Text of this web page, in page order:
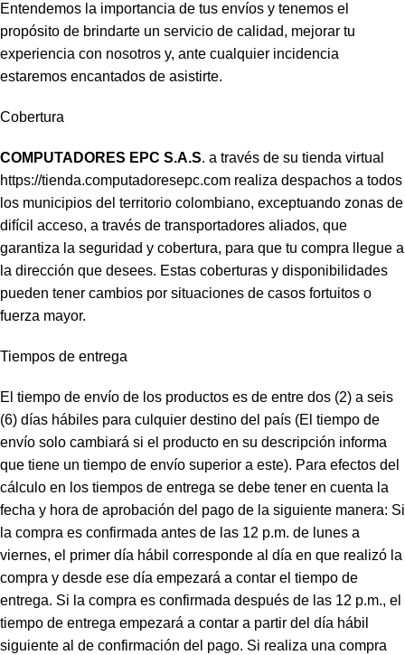
Entendemos la importancia de tus envíos y tenemos el
propósito de brindarte un servicio de calidad, mejorar tu
experiencia con nosotros y, ante cualquier incidencia
estaremos encantados de asistirte.
Cobertura
COMPUTADORES EPC S.A.S. a través de su tienda virtual
https://tienda.computadoresepc.com realiza despachos a todos
los municipios del territorio colombiano, exceptuando zonas de
difícil acceso, a través de transportadores aliados, que
garantiza la seguridad y cobertura, para que tu compra llegue a
la dirección que desees. Estas coberturas y disponibilidades
pueden tener cambios por situaciones de casos fortuitos o
fuerza mayor.
Tiempos de entrega
El tiempo de envío de los productos es de entre dos (2) a seis
(6) días hábiles para culquier destino del país (El tiempo de
envío solo cambiará si el producto en su descripción informa
que tiene un tiempo de envío superior a este). Para efectos del
cálculo en los tiempos de entrega se debe tener en cuenta la
fecha y hora de aprobación del pago de la siguiente manera: Si
la compra es confirmada antes de las 12 p.m. de lunes a
viernes, el primer día hábil corresponde al día en que realizó la
compra y desde ese día empezará a contar el tiempo de
entrega. Si la compra es confirmada después de las 12 p.m., el
tiempo de entrega empezará a contar a partir del día hábil
siguiente al de confirmación del pago. Si realiza una compra